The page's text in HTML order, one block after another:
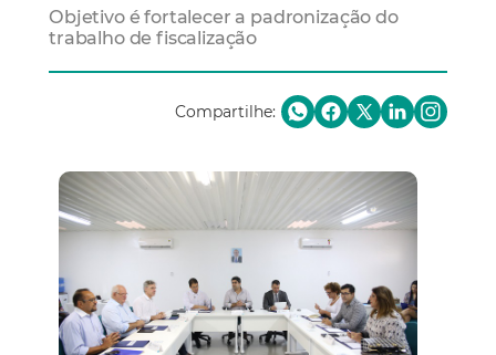
Objetivo é fortalecer a padronização do
trabalho de fiscalização
Compartilhe: